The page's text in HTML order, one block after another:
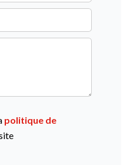
politique de